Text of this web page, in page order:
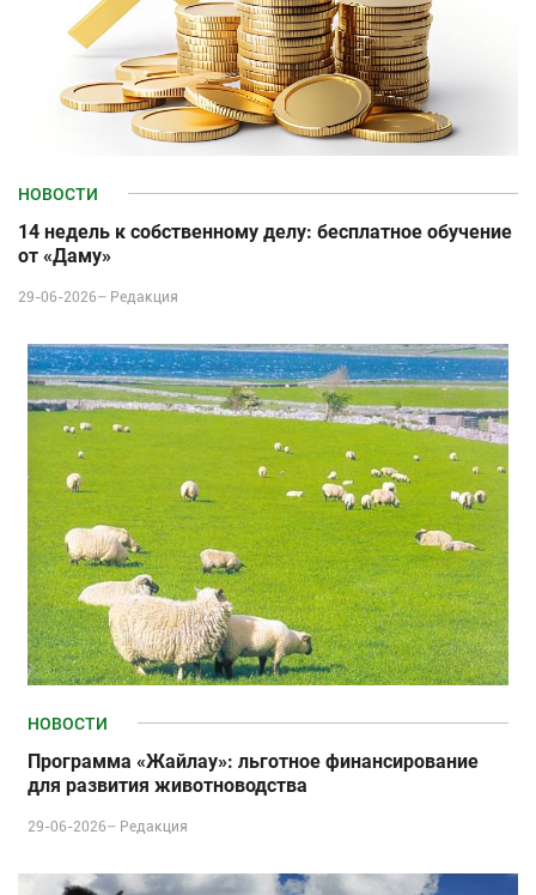
НОВОСТИ
14 недель к собственному делу: бесплатное обучение
от «Даму»
29-06-2026– Редакция
НОВОСТИ
Программа «Жайлау»: льготное финансирование
для развития животноводства
29-06-2026– Редакция